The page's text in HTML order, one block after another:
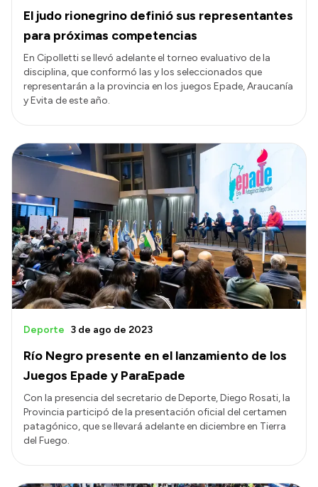
El judo rionegrino definió sus representantes
para próximas competencias
En Cipolletti se llevó adelante el torneo evaluativo de la
disciplina, que conformó las y los seleccionados que
representarán a la provincia en los juegos Epade, Araucanía
y Evita de este año.
Río Negro presente en el lanzamiento de los
Juegos Epade y ParaEpade
Deporte 3 de ago de 2023
Con la presencia del secretario de Deporte, Diego Rosati, la
Provincia participó de la presentación oficial del certamen
patagónico, que se llevará adelante en diciembre en Tierra
del Fuego.